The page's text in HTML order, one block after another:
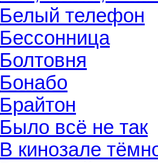
Белый телефон
Бессонница
Болтовня
Бонабо
Брайтон
Было всё не так
В кинозале